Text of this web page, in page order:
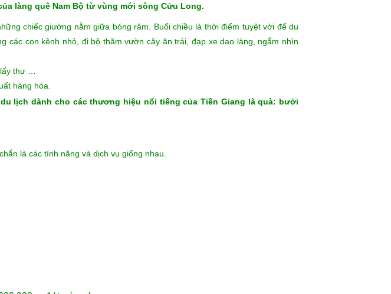
một cao nguyên nằm giữa sông Tiền, cũng là một trong những huyện thuộc
làm rẫy. thời kỳ chôn cất. Miền Nam “.
làng quê Nam Bộ từ vùng mới sông Cửu Long.
chiếc giường nằm giữa bóng râm. Buổi chiều là thời điểm tuyệt vời để du
các con kênh nhỏ, đi bộ thăm vườn cây ăn trái, đạp xe dạo làng, ngắm nhìn
lấy thư …
hàng hóa.
là các tính năng và dịch vụ giống nhau.